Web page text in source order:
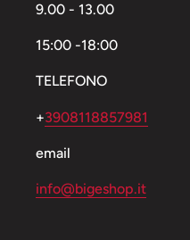
9.00 - 13.00
15:00 -18:00
TELEFONO
+3908118857981
email
info@bigeshop.it